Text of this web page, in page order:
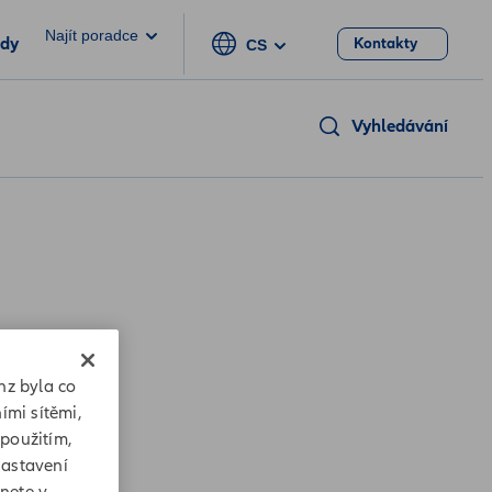
Najít poradce
CS Kontakty
Vyhledávání
byla co
sítěmi,